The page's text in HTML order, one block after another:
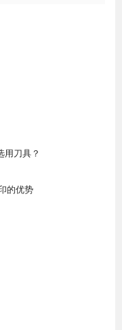
用刀具？
的优势